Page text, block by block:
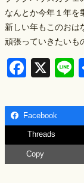
なんとか今年１年を
新しい年もこのおは
頑張っていきたいも
F
c
e
b
o
X
e
Facebook
Threads
Copy